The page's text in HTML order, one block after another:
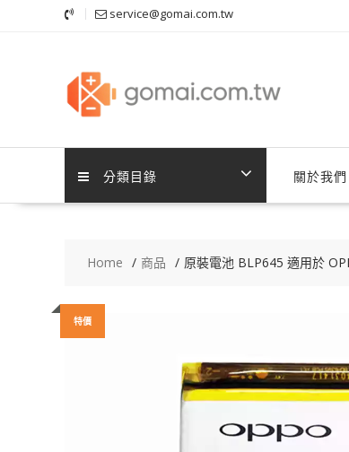
service@gomai.com.tw
分類目錄 關於我們
Home 商品 原裝電池 BLP645 適用於
特價